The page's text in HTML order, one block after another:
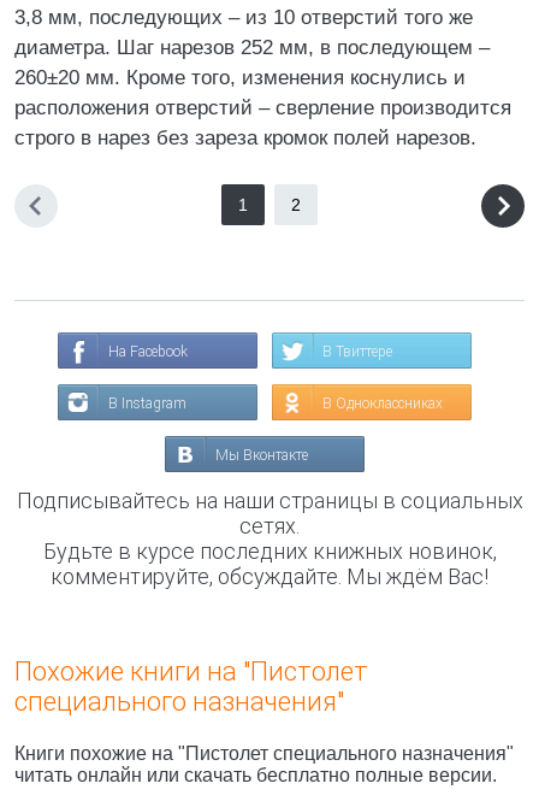
3,8 мм, последующих – из 10 отверстий того же
диаметра. Шаг нарезов 252 мм, в последующем –
260±20 мм. Кроме того, изменения коснулись и
расположения отверстий – сверление производится
строго в нарез без зареза кромок полей нарезов.
1 2
На Facebook В Твиттере
В Instagram В Одноклассниках
Мы Вконтакте
Подписывайтесь на наши страницы в социальных
сетях.
Будьте в курсе последних книжных новинок,
комментируйте, обсуждайте. Мы ждём Вас!
Похожие книги на "Пистолет
специального назначения"
Книги похожие на "Пистолет специального назначения"
читать онлайн или скачать бесплатно полные версии.